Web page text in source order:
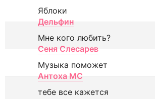
Яблоки
Дельфин
Мне кого любить?
Сеня Слесарев
Музыка поможет
Антоха МС
тебе все кажется